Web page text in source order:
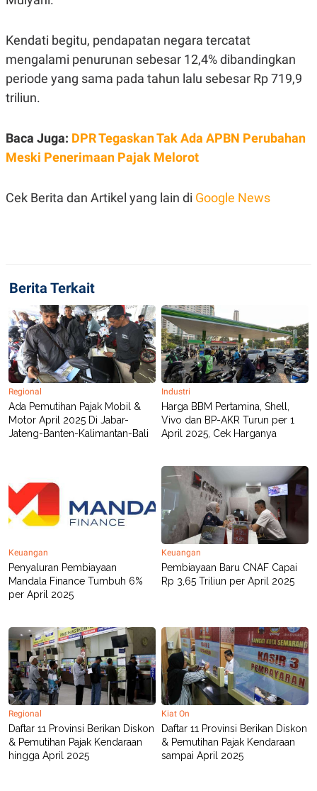
S
D
A
T
A
S
K
O
A
N
T
L
I
U
S
A
A
C
A
D
E
M
Y
S
E
L
E
A
S
E
.
I
D
L
A
N
A
N
A
K
K
I
A
M
N
E
P
E
R
A
D
R
T
I
S
I
N
G
K
G
M
E
D
Kendati begitu, pendapatan negara tercatat
mengalami penurunan sebesar 12,4% dibandingkan
periode yang sama pada tahun lalu sebesar Rp 719,9
triliun.
Baca Juga: DPR Tegaskan Tak Ada APBN Perubahan
Meski Penerimaan Pajak Melorot
Cek Berita dan Artikel yang lain di Google News
Berita Terkait
Regional
Ada Pemutihan Pajak Mobil &
Motor April 2025 Di Jabar-
Jateng-Banten-Kalimantan-Bali
Industri
Harga BBM Pertamina, Shell,
Vivo dan BP-AKR Turun per 1
April 2025, Cek Harganya
Keuangan
Penyaluran Pembiayaan
Mandala Finance Tumbuh 6%
per April 2025
Keuangan
Pembiayaan Baru CNAF Capai
Rp 3,65 Triliun per April 2025
Regional
Daftar 11 Provinsi Berikan Diskon
& Pemutihan Pajak Kendaraan
hingga April 2025
Kiat On
Daftar 11 Provinsi Berikan Diskon
& Pemutihan Pajak Kendaraan
sampai April 2025